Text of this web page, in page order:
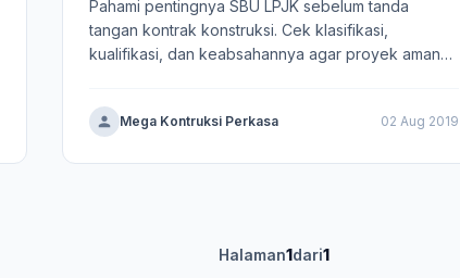
Pahami pentingnya SBU LPJK sebelum tanda
tangan kontrak konstruksi. Cek klasifikasi,
kualifikasi, dan keabsahannya agar proyek aman
Mega Kontruksi Perkasa 02 Aug 2019
Halaman1dari1